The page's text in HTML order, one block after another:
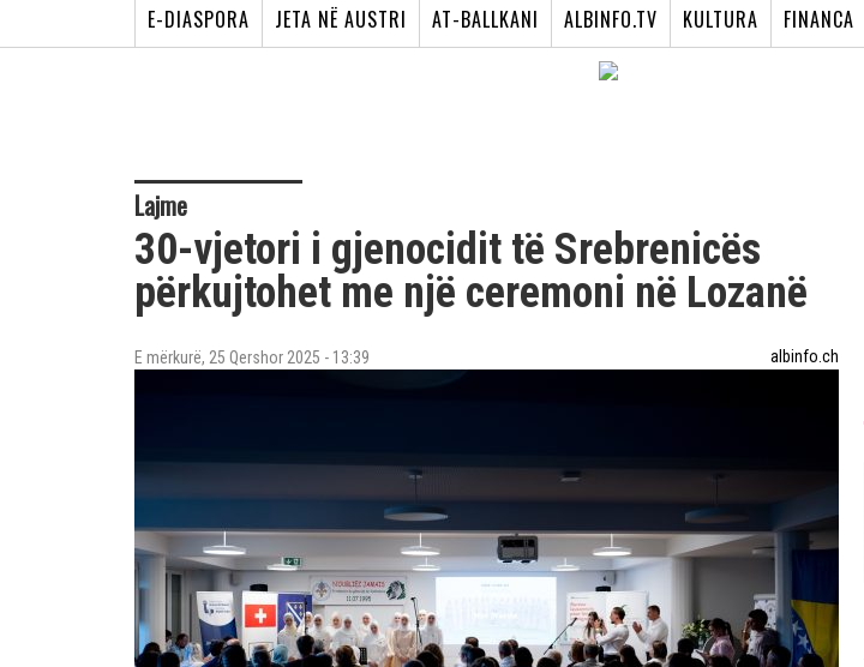
E-DIASPORA JETA NË AUSTRI AT-BALLKANI ALBINFO.TV KULTURA FINANCA
Lajme
30-vjetori i gjenocidit të Srebrenicës
përkujtohet me një ceremoni në Lozanë
E mërkurë, 25 Qershor 2025 - 13:39 albinfo.ch